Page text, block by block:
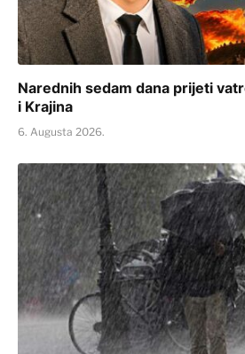
Narednih sedam dana prijeti
i Krajina
6. Augusta 2026.